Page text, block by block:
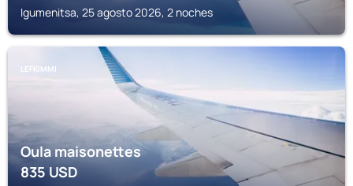
Igumenitsa, 25 agosto 2026, 2 noches
LEFKIMMI
Oula maisonettes
835USD